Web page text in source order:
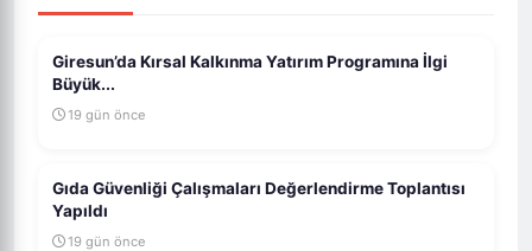
Giresun’da Kırsal Kalkınma Yatırım Programına İlgi
Büyük...
19 gün önce
Gıda Güvenliği Çalışmaları Değerlendirme Toplantısı
Yapıldı
19 gün önce